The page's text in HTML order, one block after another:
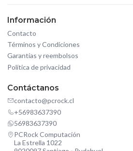
Información
Contacto
Términos y Condiciones
Garantías y reembolsos
Política de privacidad
Contáctanos
contacto@pcrock.cl
+56983637390
56983637390
PCRock Computación
La Estrella 1022